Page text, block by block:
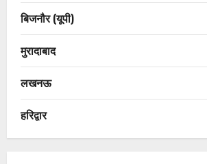
बिजनौर (यूपी)
मुरादाबाद
लखनऊ
हरिद्वार